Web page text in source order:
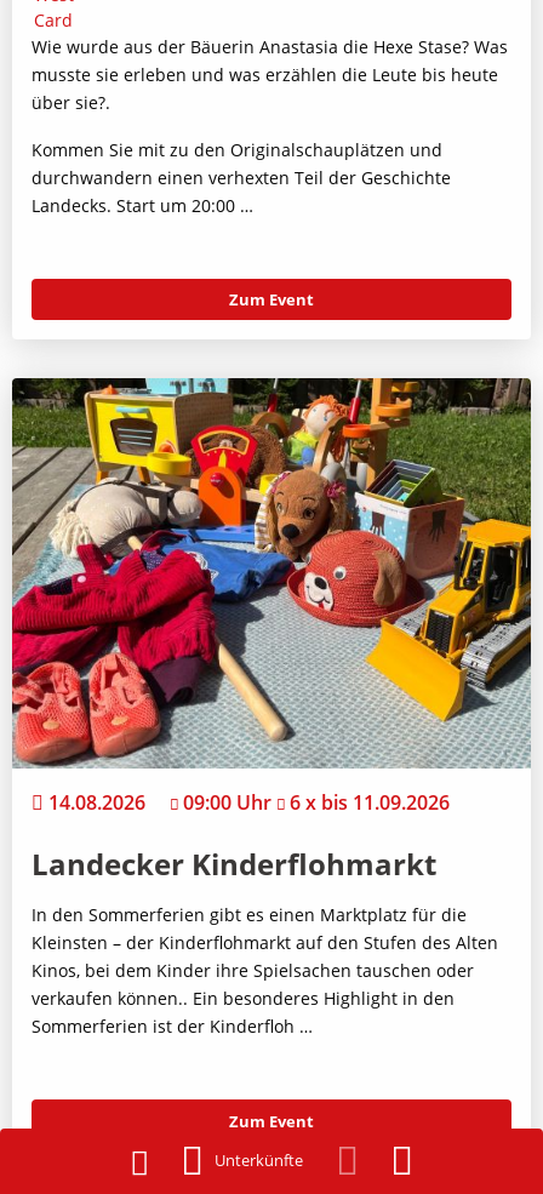
Wie wurde aus der Bäuerin Anastasia die Hexe Stase? Was
musste sie erleben und was erzählen die Leute bis heute
über sie?.
Kommen Sie mit zu den Originalschauplätzen und
durchwandern einen verhexten Teil der Geschichte
Landecks. Start um 20:00 …
Zum Event
14.08.2026 09:00 Uhr 6 x bis 11.09.2026
Landecker Kinderflohmarkt
In den Sommerferien gibt es einen Marktplatz für die
Kleinsten – der Kinderflohmarkt auf den Stufen des Alten
Kinos, bei dem Kinder ihre Spielsachen tauschen oder
verkaufen können.. Ein besonderes Highlight in den
Sommerferien ist der Kinderfloh …
Zum Event
Unterkünfte